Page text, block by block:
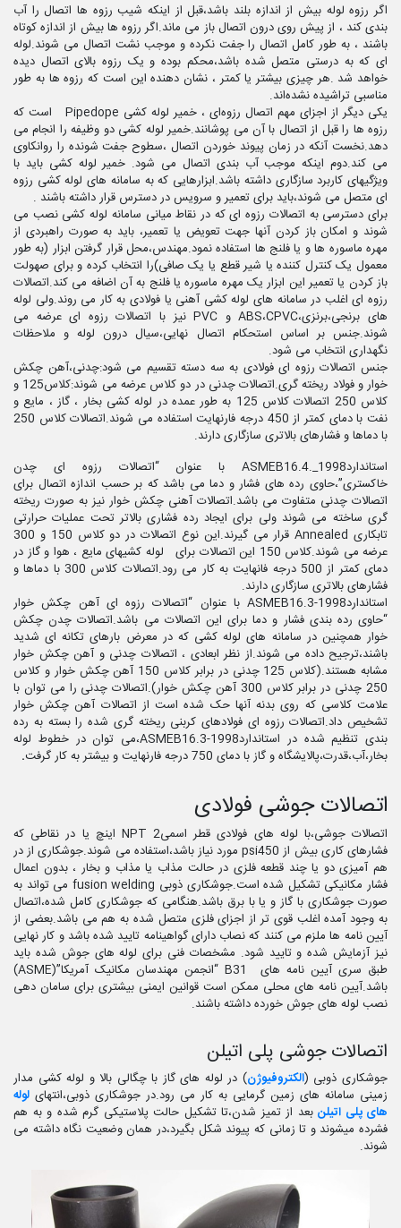
اگر رزوه لوله بیش از اندازه بلند باشد،قبل از اینکه شیب رزوه ها اتصال را آب
بندی کند ، از پیش روی درون اتصال باز می ماند.اگر رزوه ها بیش از اندازه کوتاه
باشند ، به طور کامل اتصال را جفت نکرده و موجب نشت اتصال می شوند.لوله
ای که به درستی متصل شده باشد،محکم بوده و یک‌ رزوه بالای اتصال دیده
خواهد شد .هر چیزی بیشتر یا کمتر ، نشان دهنده این است که رزوه ها به طور
مناسبی تراشیده نشده‌اند.
یکی دیگر از اجزای مهم اتصال رزوه‌ای ، خمیر لوله کشی Pipedope است که
رزوه ها را قبل از اتصال با آن می پوشانند.خمیر لوله کشی دو وظیفه را انجام می
دهد.نخست آنکه در زمان پیوند خوردن اتصال ،سطوح جفت شونده را روانکاوی
می کند.دوم اینکه موجب آب بندی اتصال می شود. خمیر لوله کشی باید با
ویژگیهای کاربرد سازگاری داشته باشد.ابزارهایی که به سامانه های لوله کشی رزوه
ای متصل می شوند،باید برای تعمیر و سرویس در دسترس قرار داشته باشند .
برای دسترسی به اتصالات رزوه ای که در نقاط میانی سامانه لوله کشی نصب می
شوند و امکان باز کردن آنها جهت تعویض یا تعمیر، باید به صورت راهبردی از
مهره ماسوره ها و یا فلنج ها استفاده نمود.مهندس،محل قرار گرفتن ابزار (به طور
معمول یک کنترل کننده یا شیر قطع یا یک صافی)را انتخاب کرده و برای صهولت
باز کردن یا تعمیر این ابزار یک مهره ماسوره یا فلنج به آن اضافه می کند.اتصالات
رزوه ای اغلب در سامانه های لوله کشی آهنی یا فولادی به کار می روند.ولی لوله
های برنجی،برنزی،ABS،CPVC و PVC نیز با اتصالات رزوه ای عرضه می
شوند.جنس بر اساس استحکام اتصال نهایی،سیال درون لوله و ملاحظات
نگهداری انتخاب می شود.
جنس اتصالات رزوه ای فولادی به سه دسته تقسیم می شود:چدنی،آهن چکش
خوار و فولاد ریخته گری.اتصالات چدنی در دو کلاس عرضه می شوند:کلاس125 و
کلاس 250 اتصالات کلاس 125 به طور عمده در لوله کشی بخار ، گاز ، مایع و
نفت با دمای کمتر از 450 درجه فارنهایت استفاده می شوند.اتصالات کلاس 250
با دماها و فشارهای بالاتری سازگاری دارند.
استانداردASMEB16.4._1998 با عنوان “اتصالات رزوه ای چدن
خاکستری”،حاوی رده های فشار و دما می باشد که بر حسب اندازه اتصال برای
اتصالات چدنی متفاوت می باشد.اتصالات آهنی چکش خوار نیز به صورت ریخته
گری ساخته می شوند ولی برای ایجاد رده فشاری بالاتر تحت عملیات حرارتی
تابکاری Annealed قرار می گیرند.این نوع اتصالات در دو کلاس 150 و 300
عرضه می شوند.کلاس 150 این اتصالات برای لوله کشیهای مایع ، هوا و گاز در
دمای کمتر از 500 درجه فانهایت به کار می رود.اتصالات کلاس 300 با دماها و
فشارهای بالاتری سازگاری دارند.
استانداردASMEB16.3-1998 با عنوان “اتصالات رزوه ای آهن چکش خوار
“حاوی رده بندی فشار و دما برای این اتصالات می باشد.اتصالات چدن چکش
خوار همچنین در سامانه های لوله کشی که در معرض بارهای تکانه ای شدید
باشند،ترجیح داده می شوند.از نظر ابعادی ، اتصالات چدنی و آهن چکش خوار
مشابه هستند.(کلاس 125 چدنی در برابر کلاس 150 آهن چکش خوار و کلاس
250 چدنی در برابر کلاس 300 آهن چکش خوار).اتصالات چدنی را می توان با
علامت کلاسی که روی بدنه آنها حک شده است از اتصالات آهن چکش خوار
تشخیص داد.اتصالات رزوه ای فولادهای کربنی ریخته گری شده را بسته به رده
بندی تنظیم شده در استانداردASMEB16.3-1998،می توان در خطوط لوله
بخار،آب،قدرت،پالایشگاه و گاز با دمای 750 درجه فارنهایت و بیشتر به کار گرفت
.
اتصالات جوشی فولادی
اتصالات جوشی،با لوله های فولادی قطر اسمیNPT 2 اینچ یا در نقاطی که
فشارهای کاری بیش از psi450 مورد نیاز باشد،استفاده می شوند.جوشکاری از در
هم آمیزی دو یا چند قطعه فلزی در حالت مذاب یا مذاب و بخار ، بدون اعمال
فشار مکانیکی تشکیل شده است.جوشکاری ذوبی fusion welding می تواند به
صورت جوشکاری با گاز و یا با برق باشد.هنگامی که جوشکاری کامل شده،اتصال
به وجود آمده اغلب قوی تر از اجزای فلزی متصل شده به هم می باشد.بعضی از
آیین نامه ها ملزم می کنند که نصاب دارای گواهینامه تایید شده باشد و کار نهایی
نیز آزمایش شده و تایید شود. مشخصات فنی برای لوله های جوش شده باید
طبق سری آیین نامه های B31 “انجمن مهندسان مکانیک آمریکا”(ASME)
باشد.آیین نامه های محلی ممکن است قوانین ایمنی بیشتری برای سامان دهی
نصب لوله های جوش خورده داشته باشند.
اتصالات جوشی پلی اتیلن
جوشکاری ذوبی (الکتروفیوژن) در لوله های گاز با چگالی بالا و لوله کشی مدار
زمینی سامانه های زمین گرمایی به کار می رود.در جوشکاری ذوبی،انتهای لوله
های پلی اتیلن بعد از تمیز شدن،تا تشکیل حالت پلاستیکی گرم شده و به هم
فشرده میشوند و تا زمانی که پیوند شکل بگیرد،در همان وضعیت نگاه داشته می
شوند.